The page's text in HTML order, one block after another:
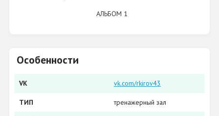
Особенности
VK vk.com/rkirov43
ТИП тренажерный зал
АЛЬБОМ 1